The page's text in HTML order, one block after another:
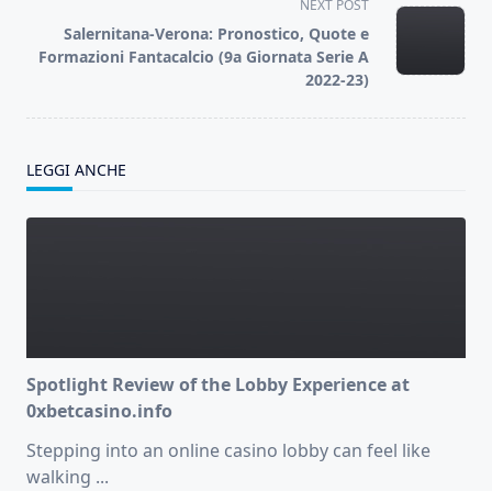
reader-
text">Page</span>
NEXT POST
Salernitana-Verona: Pronostico, Quote e
Formazioni Fantacalcio (9a Giornata Serie A
2022-23)
LEGGI ANCHE
Spotlight Review of the Lobby Experience at
0xbetcasino.info
Stepping into an online casino lobby can feel like
walking ...